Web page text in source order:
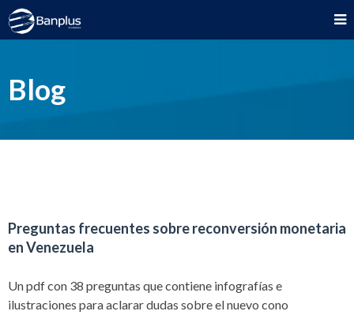
Blog
Preguntas frecuentes sobre reconversión monetaria
en Venezuela
Un pdf con 38 preguntas que contiene infografías e
ilustraciones para aclarar dudas sobre el nuevo cono